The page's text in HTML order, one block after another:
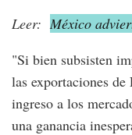
Leer: México
"Si bien subsisten
las exportaciones
ingreso a los
una ganancia